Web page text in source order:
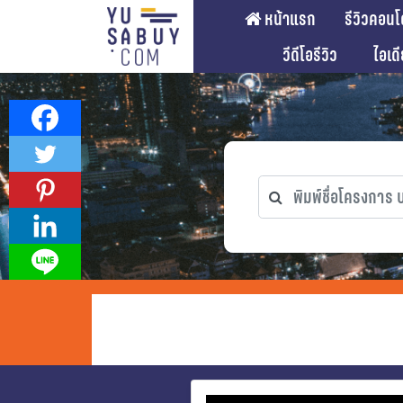
หน้าแรก
รีวิวคอน
วีดีโอรีวิว
ไอเ